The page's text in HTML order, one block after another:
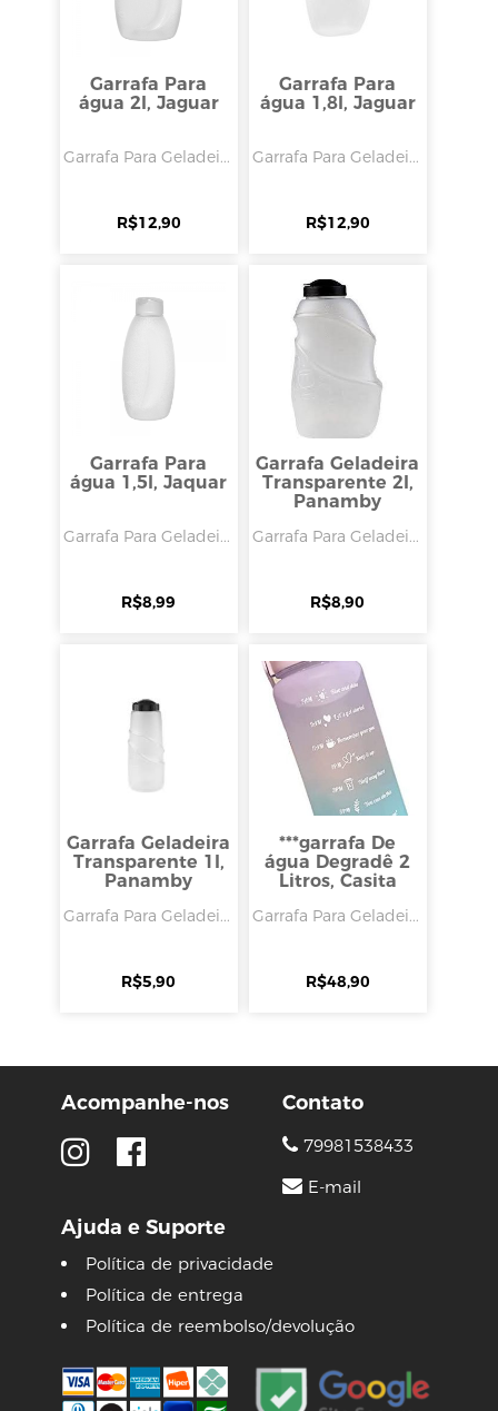
Garrafa Para
água 2l, Jaguar
Garrafa Para Geladei...
R$12,90
Garrafa Para
água 1,8l, Jaguar
Garrafa Para Geladei...
R$12,90
Garrafa Para
água 1,5l, Jaquar
Garrafa Para Geladei...
R$8,99
Garrafa Geladeira
Transparente 2l,
Panamby
Garrafa Para Geladei...
R$8,90
Garrafa Geladeira
Transparente 1l,
Panamby
Garrafa Para Geladei...
R$5,90
***garrafa De
água Degradê 2
Litros, Casita
Garrafa Para Geladei...
R$48,90
Acompanhe-nos
Ajuda e Suporte
Política de privacidade
Política de entrega
Política de reembolso/devolução
Contato
79981538433
E-mail